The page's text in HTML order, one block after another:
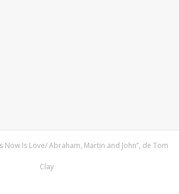
Now Is Love/ Abraham, Martin and John”, de Tom
Clay